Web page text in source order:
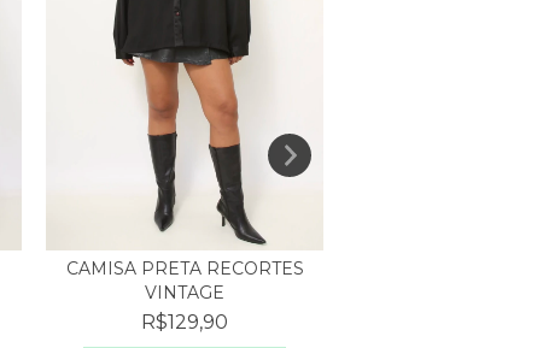
CAMISA PRETA RECORTES
VINTAGE
R$129,90